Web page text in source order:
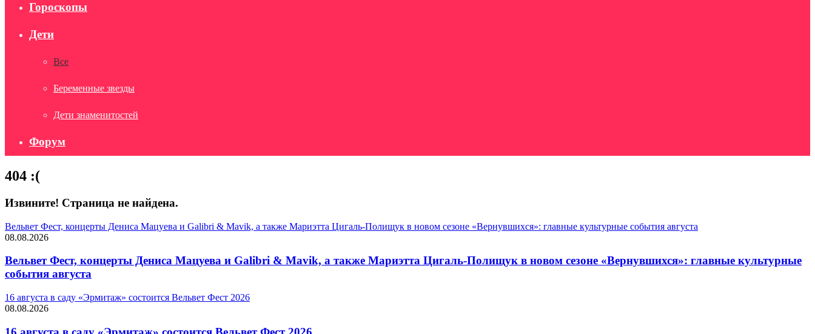
Гороскопы
Дети
Все
Беременные звезды
Дети знаменитостей
Форум
404 :(
Извините! Страница не найдена.
Вельвет Фест, концерты Дениса Мацуева и Galibri & Mavik, а также Мариэтта Цигаль-Полищук в новом сезоне «Вернувшихся»: главные культурные события августа
08.08.2026
Вельвет Фест, концерты Дениса Мацуева и Galibri & Mavik, а также Мариэтта Цигаль-Полищук в новом сезоне «Вернувшихся»: главные культурные
события августа
16 августа в саду «Эрмитаж» состоится Вельвет Фест 2026
08.08.2026